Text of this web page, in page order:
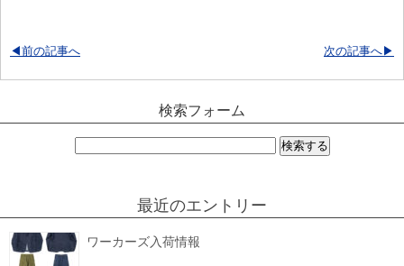
次の記事へ▶
◀前の記事へ
検索フォーム
最近のエントリー
ワーカーズ入荷情報